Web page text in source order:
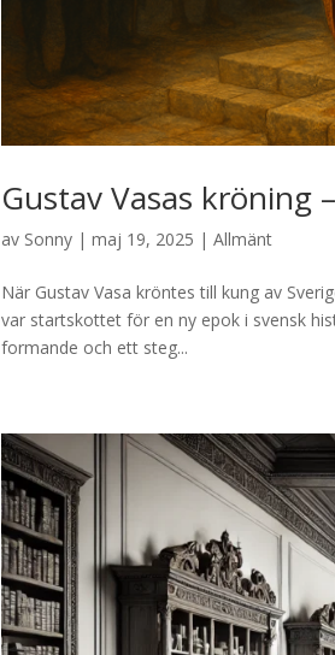
Gustav Vasas kröning
av Sonny| maj 19, 2025 | Allmänt
När Gustav Vasa kröntes till kung av
var startskottet för en ny epok i svensk
formande och ett steg...